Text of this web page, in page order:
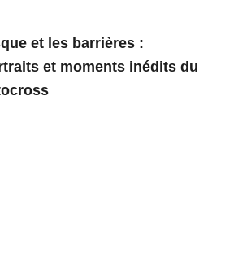
et les barrières :
et moments inédits du